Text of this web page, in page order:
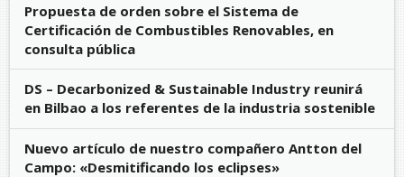
Propuesta de orden sobre el Sistema de
Certificación de Combustibles Renovables, en
consulta pública
DS – Decarbonized & Sustainable Industry reunirá
en Bilbao a los referentes de la industria sostenible
Nuevo artículo de nuestro compañero Antton del
Campo: «Desmitificando los eclipses»